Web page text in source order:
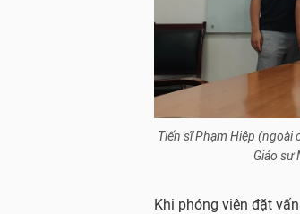
Tiến sĩ Phạm Hiệp
Giáo sư
Khi phóng viên đặt